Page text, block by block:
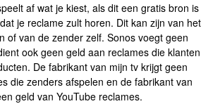
af wat je kiest, als dit een gratis bron is
je reclame zult horen. Dit kan zijn van het
of van de zender zelf. Sonos voegt geen
ook geen geld aan reclames die klanten
De fabrikant van mijn tv krijgt geen
die zenders afspelen en de fabrikant van
geld van YouTube reclames.